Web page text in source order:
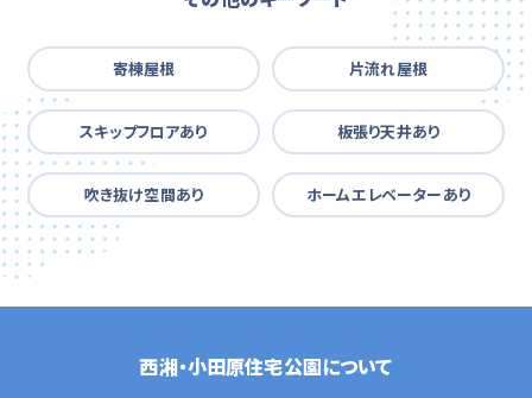
寄棟屋根 片流れ屋根
スキップフロアあり 板張り天井あり
吹き抜け空間あり ホームエレベーターあり
西湘・小田原住宅公園について